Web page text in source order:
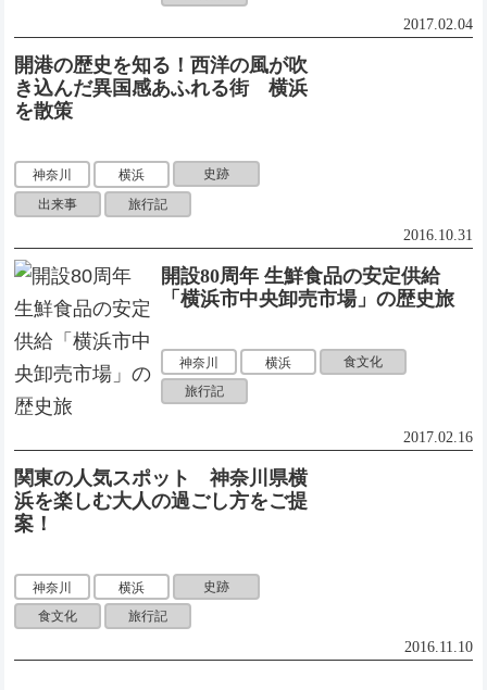
2017.02.04
開港の歴史を知る！西洋の風が吹
き込んだ異国感あふれる街 横浜
を散策
神奈川 横浜
史跡
出来事
旅行記
2016.10.31
開設80周年 生鮮食品の安定供給
「横浜市中央卸売市場」の歴史旅
神奈川 横浜
食文化
旅行記
2017.02.16
関東の人気スポット 神奈川県横
浜を楽しむ大人の過ごし方をご提
案！
神奈川 横浜
史跡
食文化
旅行記
2016.11.10